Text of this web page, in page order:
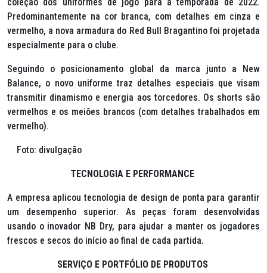
Predominantemente na cor branca, com detalhes em cinza e
vermelho, a nova armadura do Red Bull Bragantino foi projetada
especialmente para o clube.
Seguindo o posicionamento global da marca junto a
New
Balance, o novo uniforme traz detalhes especiais que visam
transmitir dinamismo e energia aos torcedores. Os shorts são
vermelhos e os meiões brancos (com detalhes trabalhados em
vermelho).
Foto: divulgação
TECNOLOGIA E PERFORMANCE
A empresa aplicou tecnologia de design de ponta para garantir
um desempenho superior. As peças foram desenvolvidas
usando o inovador NB Dry, para ajudar a manter os jogadores
frescos e secos do início ao final de cada partida.
SERVIÇO E PORTFÓLIO DE PRODUTOS